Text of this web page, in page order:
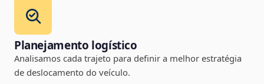
Planejamento logístico
Analisamos cada trajeto para definir a melhor estratégia
de deslocamento do veículo.